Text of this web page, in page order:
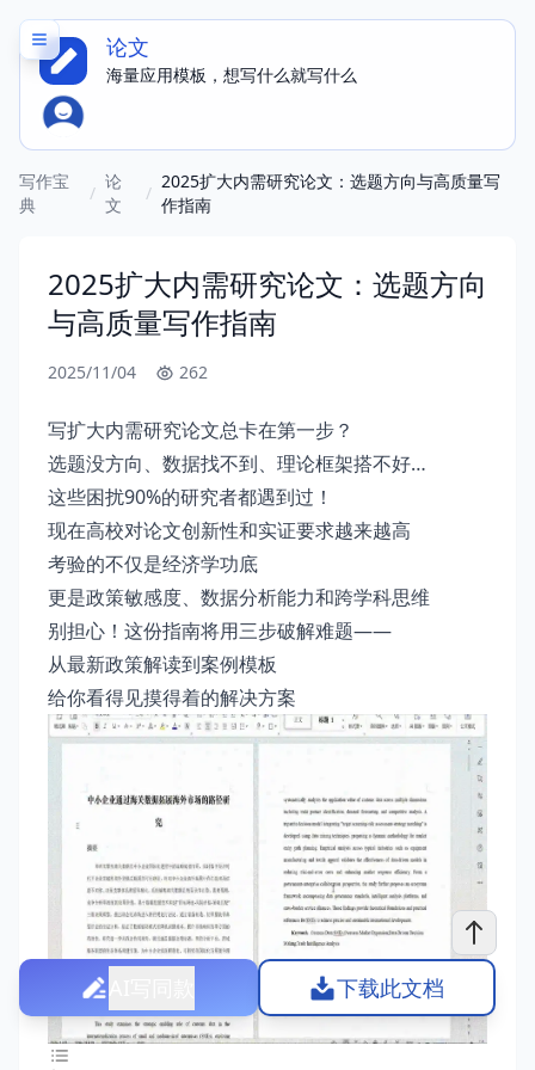
论文
海量应用模板，想写什么就写什么
写作宝
典
/
论
文
/
2025扩大内需研究论文：选题方向与高质量写
作指南
2025扩大内需研究论文：选题方向
与高质量写作指南
2025/11/04 262
写扩大内需研究论文总卡在第一步？
选题没方向、数据找不到、理论框架搭不好…
这些困扰90%的研究者都遇到过！
现在高校对论文创新性和实证要求越来越高
考验的不仅是经济学功底
更是政策敏感度、数据分析能力和跨学科思维
别担心！这份指南将用三步破解难题——
从最新政策解读到案例模板
给你看得见摸得着的解决方案
下载此文档